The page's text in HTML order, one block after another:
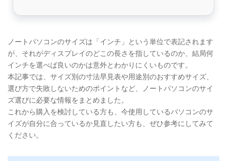
ノートパソコンのサイズは「インチ」という単位で表記されます
が、それがディスプレイのどこの長さを指しているのか、結局何
インチを選べば良いのかは意外とわかりにくいものです。
本記事では、サイズ別の寸法早見表や用途別のおすすめサイズ、
選び方で失敗しないためのポイントなど、ノートパソコンのサイ
ズ選びに必要な情報をまとめました。
これから購入を検討している方も、今使用しているパソコンのサ
イズが自分に合っているか見直したい方も、ぜひ参考にしてみて
ください。